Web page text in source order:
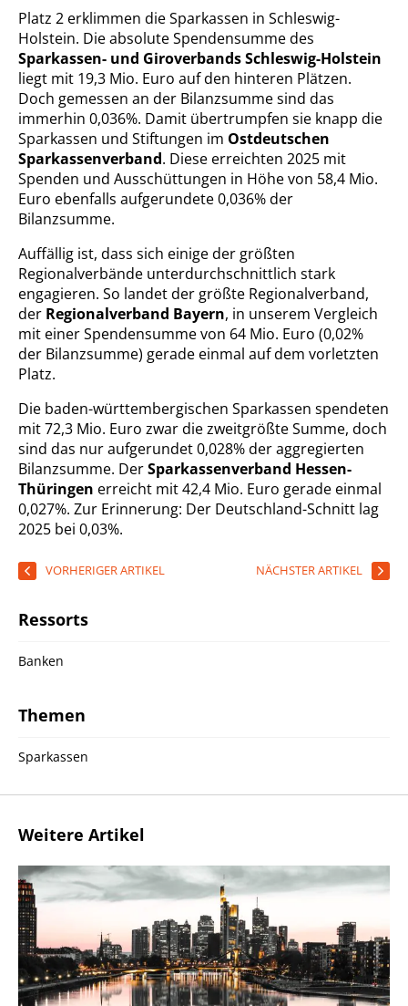
Platz 2 erklimmen die Sparkassen in Schleswig-
Holstein. Die absolute Spendensumme des
Sparkassen- und Giroverbands Schleswig-Holstein
liegt mit 19,3 Mio. Euro auf den hinteren Plätzen.
Doch gemessen an der Bilanzsumme sind das
immerhin 0,036%. Damit übertrumpfen sie knapp die
Sparkassen und Stiftungen im Ostdeutschen
Sparkassenverband. Diese erreichten 2025 mit
Spenden und Ausschüttungen in Höhe von 58,4 Mio.
Euro ebenfalls aufgerundete 0,036% der
Bilanzsumme.
Auffällig ist, dass sich einige der größten
Regionalverbände unterdurchschnittlich stark
engagieren. So landet der größte Regionalverband,
der Regionalverband Bayern, in unserem Vergleich
mit einer Spendensumme von 64 Mio. Euro (0,02%
der Bilanzsumme) gerade einmal auf dem vorletzten
Platz.
Die baden-württembergischen Sparkassen spendeten
mit 72,3 Mio. Euro zwar die zweitgrößte Summe, doch
sind das nur aufgerundet 0,028% der aggregierten
Bilanzsumme. DerSparkassenverband Hessen-
Thüringen erreicht mit 42,4 Mio. Euro gerade einmal
0,027%. Zur Erinnerung: Der Deutschland-Schnitt lag
2025 bei 0,03%.
VORHERIGER ARTIKEL NÄCHSTER ARTIKEL
Ressorts
Banken
Themen
Sparkassen
Weitere Artikel